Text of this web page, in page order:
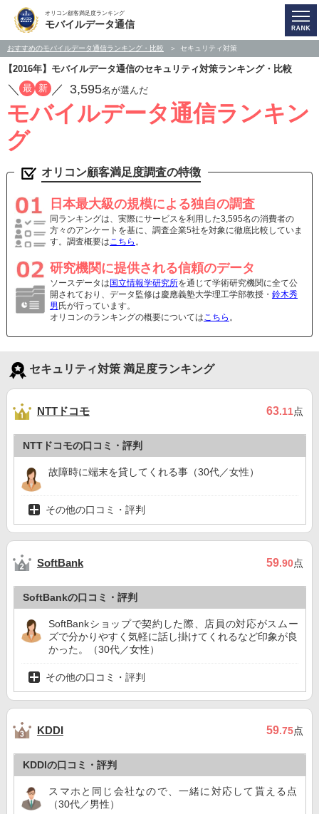
オリコン顧客満足度ランキング
モバイルデータ通信
おすすめのモバイルデータ通信ランキング・比較 セキュリティ対策
【2016年】モバイルデータ通信のセキュリティ対策ランキング・比較
／ 最 新 ／ 3,595名が選んだ
モバイルデータ通信ランキン
グ
オリコン顧客満足度調査の特徴
日本最大級の規模による独自の調査
同ランキングは、実際にサービスを利用した3,595名の消費者の
方々のアンケートを基に、調査企業5社を対象に徹底比較していま
す。調査概要はこちら 。
研究機関に提供される信頼のデータ
ソースデータは 国立情報学研究所を通じて学術研究機関に全て公
開されており、データ監修は慶應義塾大学理工学部教授・ 鈴木秀
男 氏が行っています。
オリコンのランキングの概要についてはこちら 。
セキュリティ対策 満足度ランキング
NTTドコモ 63.11点
NTTドコモの口コミ・評判
故障時に端末を貸してくれる事（30代／女性）
その他の口コミ・評判
SoftBank 59.90点
SoftBankの口コミ・評判
SoftBankショップで契約した際、店員の対応がスムー
ズで分かりやすく気軽に話し掛けてくれるなど印象が良
かった。（30代／女性）
その他の口コミ・評判
KDDI 59.75点
KDDIの口コミ・評判
スマホと同じ会社なので、一緒に対応して貰える点
（30代／男性）